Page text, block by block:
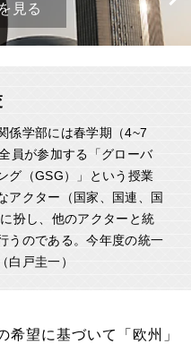
見る
係学部には春学期（4~7
員が参加する「グローバ
グ（GSG）」という授業
アクター（国家、国連、国
扮し、他のアクターと統
うのである。今年度の統一
白戸圭一）
希望に基づいて「欧州」